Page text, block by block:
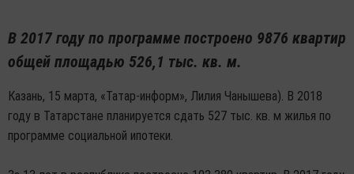
В 2017 году по программе построено 9876 квартир
общей площадью 526,1 тыс. кв. м.
Казань, 15 марта, «Татар-информ», Лилия Чанышева). В 2018
году в Татарстане планируется сдать 527 тыс. кв. м жилья по
программе социальной ипотеки.